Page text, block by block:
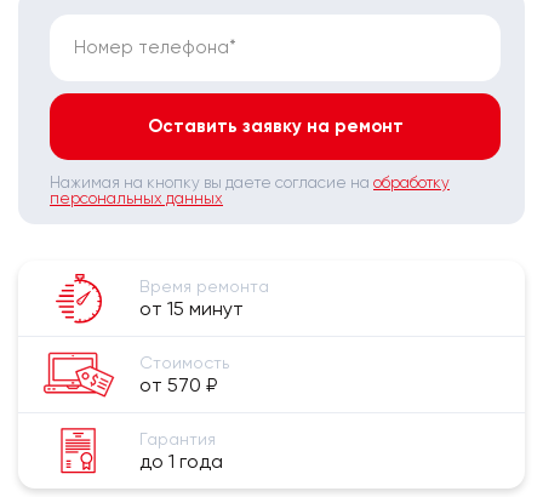
Номер телефона*
Оставить заявку на ремонт
Нажимая на кнопку вы даете согласие на обработку
персональных данных
Время ремонта
от 15 минут
Стоимость
от 570 ₽
Гарантия
до 1 года